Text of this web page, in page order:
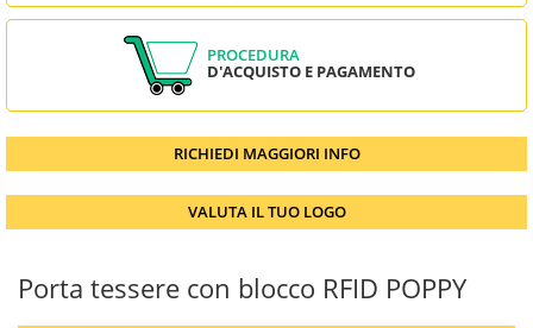
PROCEDURA
D'ACQUISTO E PAGAMENTO
RICHIEDI MAGGIORI INFO
VALUTA IL TUO LOGO
Porta tessere con blocco RFID POPPY